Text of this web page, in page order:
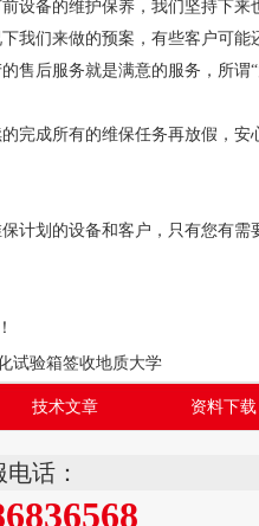
设备的维护保养，我们坚持下
我们来做的预案，有些客户可
售后服务就是满意的服务，所谓“
完成所有的维保任务再放假，
计划的设备和客户，只有您有
试验箱签收地质大学
技术文章 资料下载
话：